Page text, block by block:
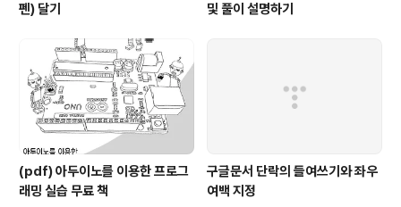
펜) 달기
및 풀이 설명하기
(pdf) 아두이노를 이용한 프로그
래밍 실습 무료 책
구글문서 단락의 들여쓰기와 좌우
여백 지정